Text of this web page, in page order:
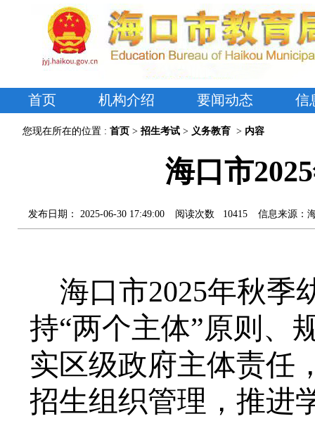
首页 机构介绍 要闻动态 信
您现在所在的位置 : 首页 > 招生考试 > 义务教育 > 内容
海口市
发布日期： 2025-06-30 17:49:00 阅读次数 10415 信息来源：
海口市2025年秋季
持“两个主体”原则、
实区级政府主体责任
招生组织管理，推进